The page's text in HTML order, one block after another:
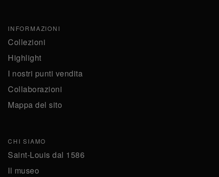
INFORMAZIONI
Collezioni
Highlight
I nostri punti vendita
Collaborazioni
Mappa del sito
CHI SIAMO
Saint-Louis dal 1586
Il museo